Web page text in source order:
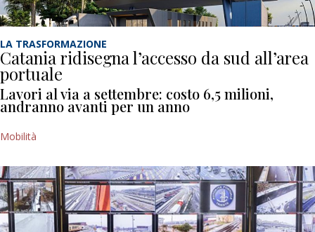
LA TRASFORMAZIONE
Catania ridisegna l’accesso da sud all’area
portuale
Lavori al via a settembre: costo 6,5 milioni,
andranno avanti per un anno
Mobilità